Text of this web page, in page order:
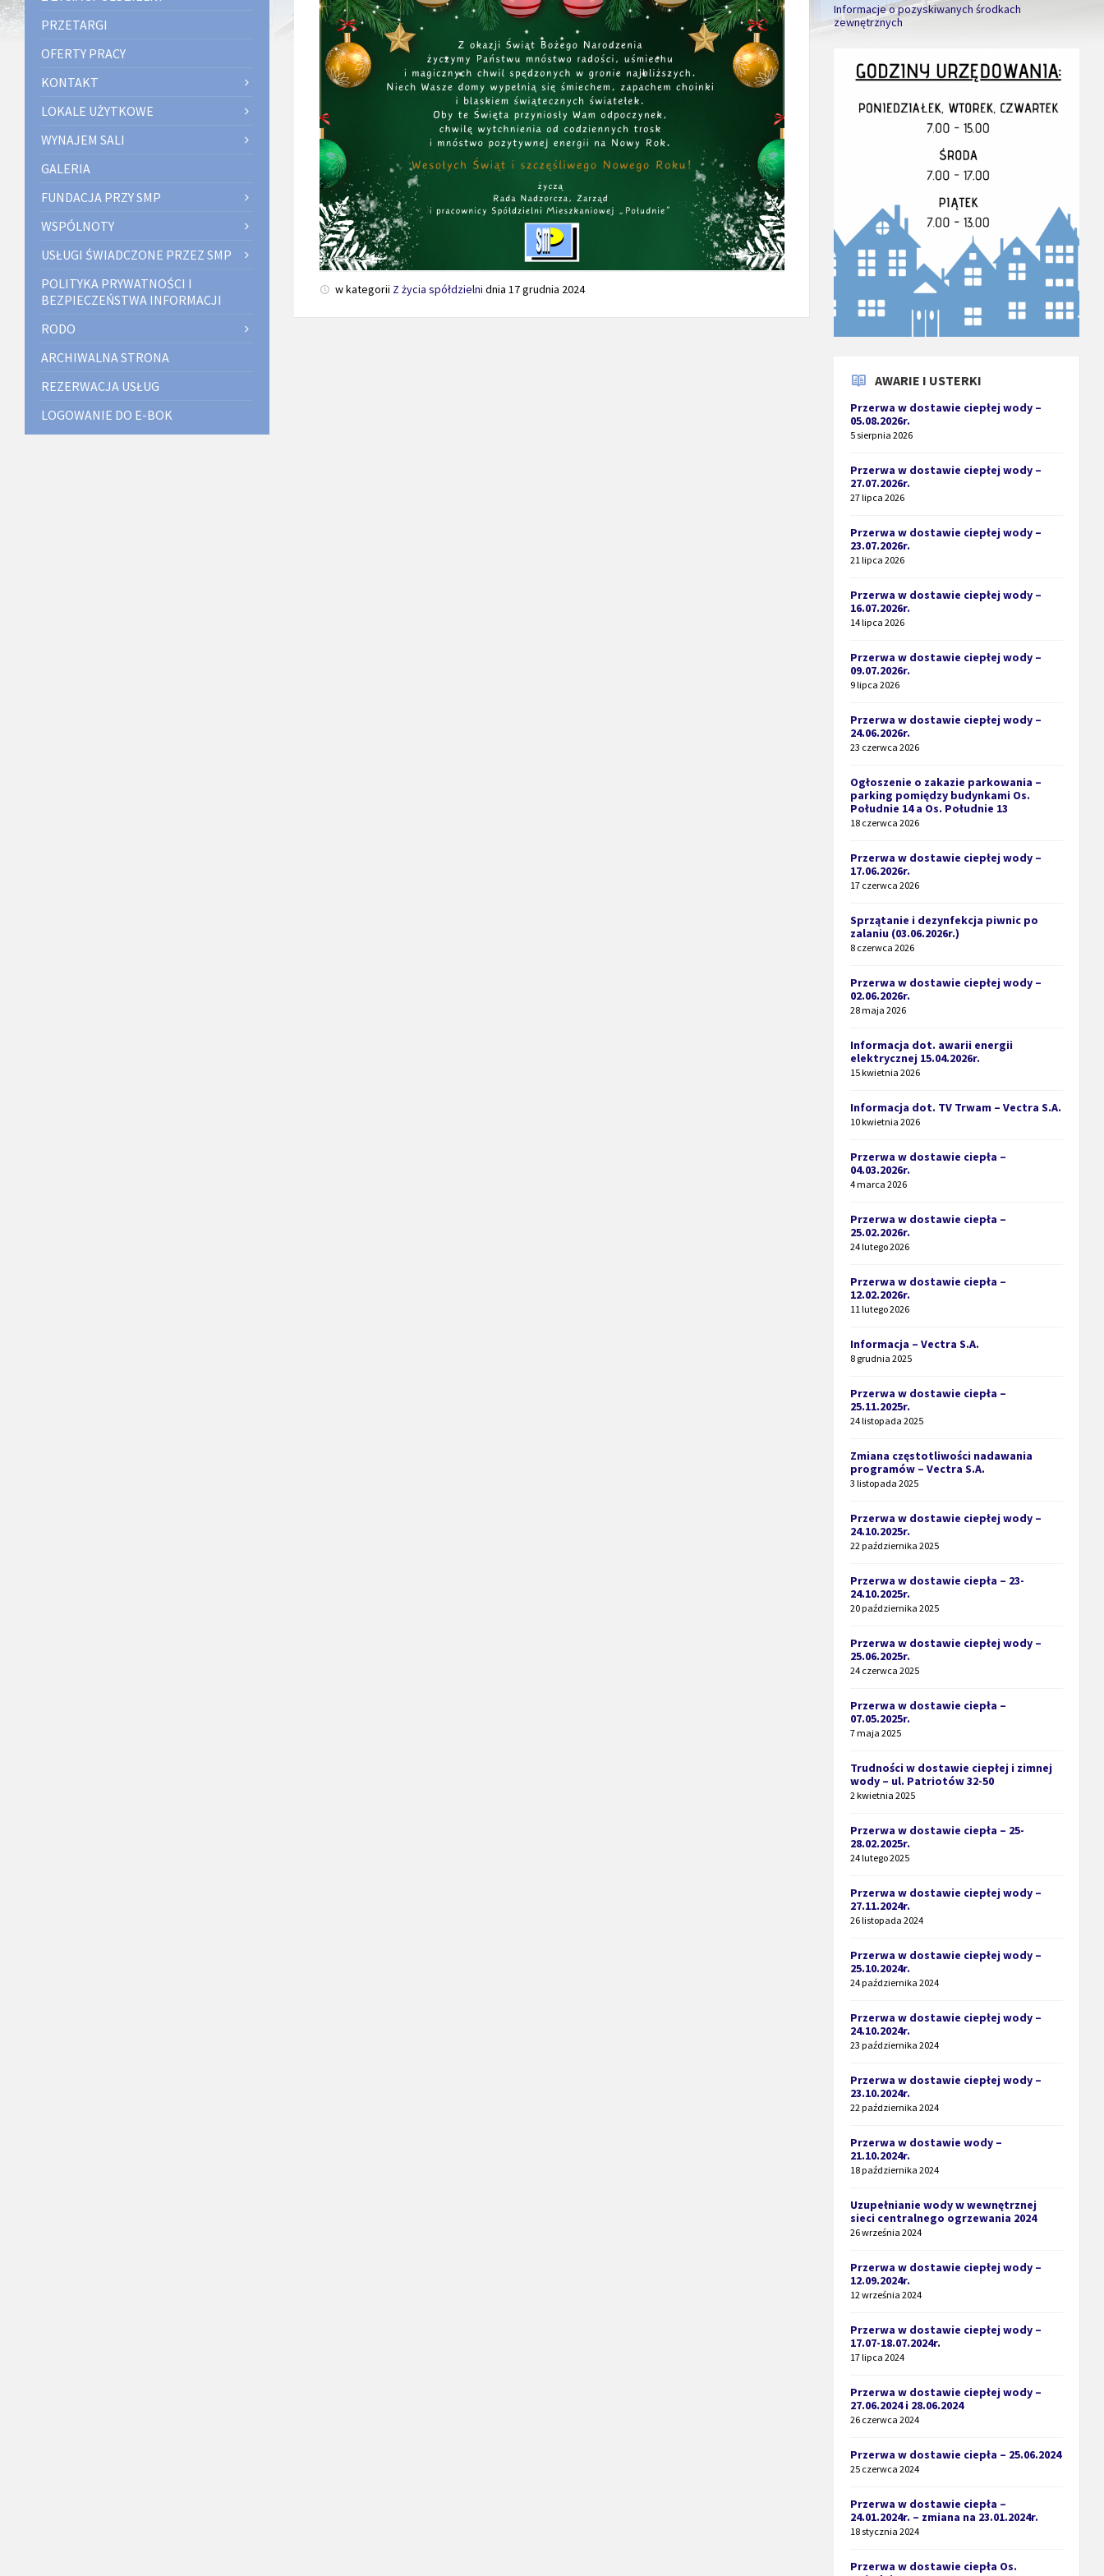
w kategorii Z życia spółdzielni dnia17 grudnia 2024
PRZETARGI
OFERTY PRACY
KONTAKT
LOKALE UŻYTKOWE
WYNAJEM SALI
GALERIA
FUNDACJA PRZY SMP
WSPÓLNOTY
USŁUGI ŚWIADCZONE PRZEZ SMP
POLITYKA PRYWATNOŚCI I
BEZPIECZEŃSTWA INFORMACJI
RODO
ARCHIWALNA STRONA
REZERWACJA USŁUG
LOGOWANIE DO E-BOK
Informacje o pozyskiwanych środkach
zewnętrznych
AWARIE I USTERKI
Przerwa w dostawie ciepłej wody –
05.08.2026r.
5 sierpnia 2026
Przerwa w dostawie ciepłej wody –
27.07.2026r.
27 lipca 2026
Przerwa w dostawie ciepłej wody –
23.07.2026r.
21 lipca 2026
Przerwa w dostawie ciepłej wody –
16.07.2026r.
14 lipca 2026
Przerwa w dostawie ciepłej wody –
09.07.2026r.
9 lipca 2026
Przerwa w dostawie ciepłej wody –
24.06.2026r.
23 czerwca 2026
Ogłoszenie o zakazie parkowania –
parking pomiędzy budynkami Os.
Południe 14 a Os. Południe 13
18 czerwca 2026
Przerwa w dostawie ciepłej wody –
17.06.2026r.
17 czerwca 2026
Sprzątanie i dezynfekcja piwnic po
zalaniu (03.06.2026r.)
8 czerwca 2026
Przerwa w dostawie ciepłej wody –
02.06.2026r.
28 maja 2026
Informacja dot. awarii energii
elektrycznej 15.04.2026r.
15 kwietnia 2026
Informacja dot. TV Trwam – Vectra S.A.
10 kwietnia 2026
Przerwa w dostawie ciepła –
04.03.2026r.
4 marca 2026
Przerwa w dostawie ciepła –
25.02.2026r.
24 lutego 2026
Przerwa w dostawie ciepła –
12.02.2026r.
11 lutego 2026
Informacja – Vectra S.A.
8 grudnia 2025
Przerwa w dostawie ciepła –
25.11.2025r.
24 listopada 2025
Zmiana częstotliwości nadawania
programów – Vectra S.A.
3 listopada 2025
Przerwa w dostawie ciepłej wody –
24.10.2025r.
22 października 2025
Przerwa w dostawie ciepła – 23-
24.10.2025r.
20 października 2025
Przerwa w dostawie ciepłej wody –
25.06.2025r.
24 czerwca 2025
Przerwa w dostawie ciepła –
07.05.2025r.
7 maja 2025
Trudności w dostawie ciepłej i zimnej
wody – ul. Patriotów 32-50
2 kwietnia 2025
Przerwa w dostawie ciepła – 25-
28.02.2025r.
24 lutego 2025
Przerwa w dostawie ciepłej wody –
27.11.2024r.
26 listopada 2024
Przerwa w dostawie ciepłej wody –
25.10.2024r.
24 października 2024
Przerwa w dostawie ciepłej wody –
24.10.2024r.
23 października 2024
Przerwa w dostawie ciepłej wody –
23.10.2024r.
22 października 2024
Przerwa w dostawie wody –
21.10.2024r.
18 października 2024
Uzupełnianie wody w wewnętrznej
sieci centralnego ogrzewania 2024
26 września 2024
Przerwa w dostawie ciepłej wody –
12.09.2024r.
12 września 2024
Przerwa w dostawie ciepłej wody –
17.07-18.07.2024r.
17 lipca 2024
Przerwa w dostawie ciepłej wody –
27.06.2024 i 28.06.2024
26 czerwca 2024
Przerwa w dostawie ciepła – 25.06.2024
25 czerwca 2024
Przerwa w dostawie ciepła –
24.01.2024r. – zmiana na 23.01.2024r.
18 stycznia 2024
Przerwa w dostawie ciepła Os.